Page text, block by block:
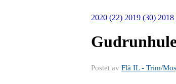
2020 (22) 2019 (30) 2018
Postet av Flå IL - Trim/